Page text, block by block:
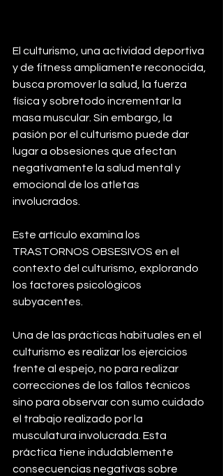
El culturismo, una actividad deportiva
y de fitness ampliamente reconocida,
busca promover la salud, la fuerza
física y sobretodo incrementar la
masa muscular. Sin embargo, la
pasión por el culturismo puede dar
lugar a obsesiones que afectan
negativamente la salud mental y
emocional de los atletas
involucrados.
Este artículo examina los
TRASTORNOS OBSESIVOS en el
contexto del culturismo, explorando
los factores psicológicos
subyacentes.
Una de las prácticas habituales en el
culturismo es realizar los ejercicios
frente al espejo, no para realizar
correcciones de los fallos técnicos
sino para observar con sumo cuidado
el trabajo realizado por la
musculatura involucrada. Esta
práctica tiene indudablemente
consecuencias negativas sobre